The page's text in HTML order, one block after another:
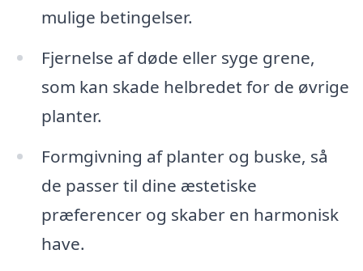
mulige betingelser.
Fjernelse af døde eller syge grene,
som kan skade helbredet for de øvrige
planter.
Formgivning af planter og buske, så
de passer til dine æstetiske
præferencer og skaber en harmonisk
have.